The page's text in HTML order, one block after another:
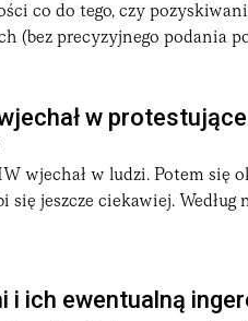
co do tego, czy
(bez precyzyjnego podania
w
wjechał w ludzi. Potem się
się jeszcze ciekawiej.
i ich ewentualną